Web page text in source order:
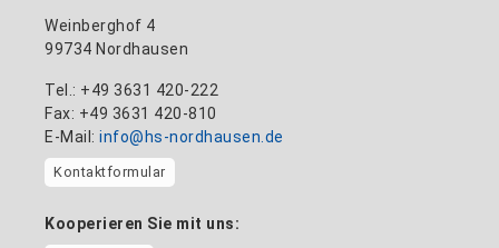
Weinberghof 4
99734 Nordhausen
Tel.: +49 3631 420-222
Fax: +49 3631 420-810
E-Mail: info@hs-nordhausen.de
Kontaktformular
Kooperieren Sie mit uns: